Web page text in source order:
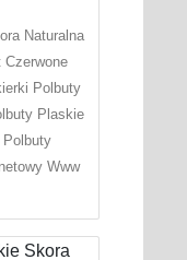
Naturalna
Czerwone
Polbuty
Plaskie
Polbuty
Www